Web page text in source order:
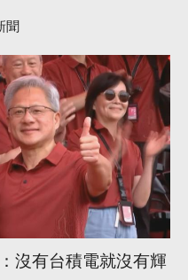
聞
沒有台積電就沒有輝